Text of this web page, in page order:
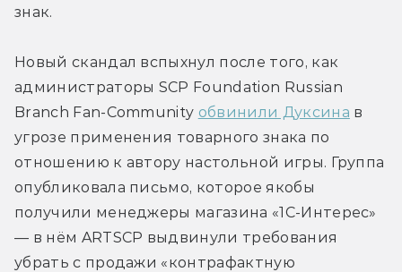
знак.
Новый скандал вспыхнул после того, как
администраторы SCP Foundation Russian
Branch Fan-Community обвинили Дуксина в
угрозе применения товарного знака по
отношению к автору настольной игры. Группа
опубликовала письмо, которое якобы
получили менеджеры магазина «1C-Интерес»
— в нём ARTSCP выдвинули требования
убрать с продажи «контрафактную